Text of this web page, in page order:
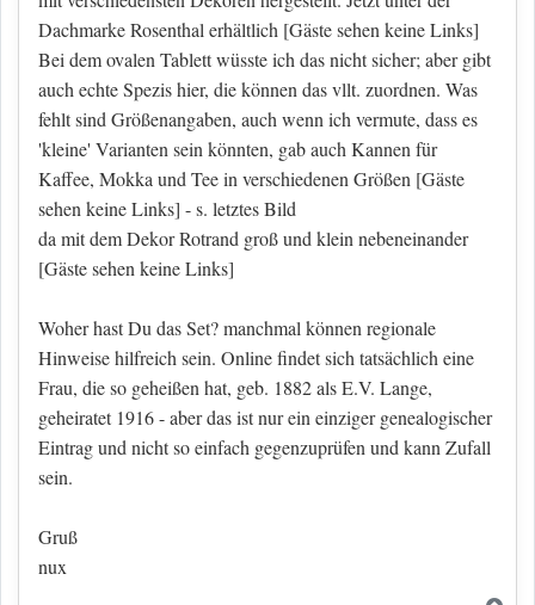
Dachmarke Rosenthal erhältlich [Gäste sehen keine Links]
Bei dem ovalen Tablett wüsste ich das nicht sicher; aber gibt
auch echte Spezis hier, die können das vllt. zuordnen. Was
fehlt sind Größenangaben, auch wenn ich vermute, dass es
'kleine' Varianten sein könnten, gab auch Kannen für
Kaffee, Mokka und Tee in verschiedenen Größen [Gäste
sehen keine Links] - s. letztes Bild
da mit dem Dekor Rotrand groß und klein nebeneinander
[Gäste sehen keine Links]
Woher hast Du das Set? manchmal können regionale
Hinweise hilfreich sein. Online findet sich tatsächlich eine
Frau, die so geheißen hat, geb. 1882 als E.V. Lange,
geheiratet 1916 - aber das ist nur ein einziger genealogischer
Eintrag und nicht so einfach gegenzuprüfen und kann Zufall
sein.
Gruß
nux